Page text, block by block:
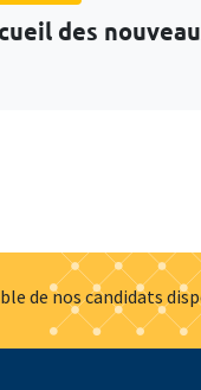
des
de nos candidats